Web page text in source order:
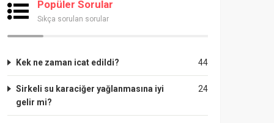
Popüler Sorular
Sıkça sorulan sorular
44
Kek ne zaman icat edildi?
24
Sirkeli su karaciğer yağlanmasına iyi
gelir mi?